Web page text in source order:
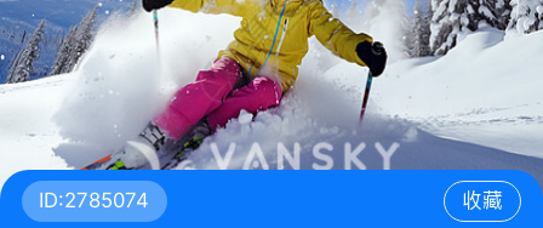
ID:2785074 收藏